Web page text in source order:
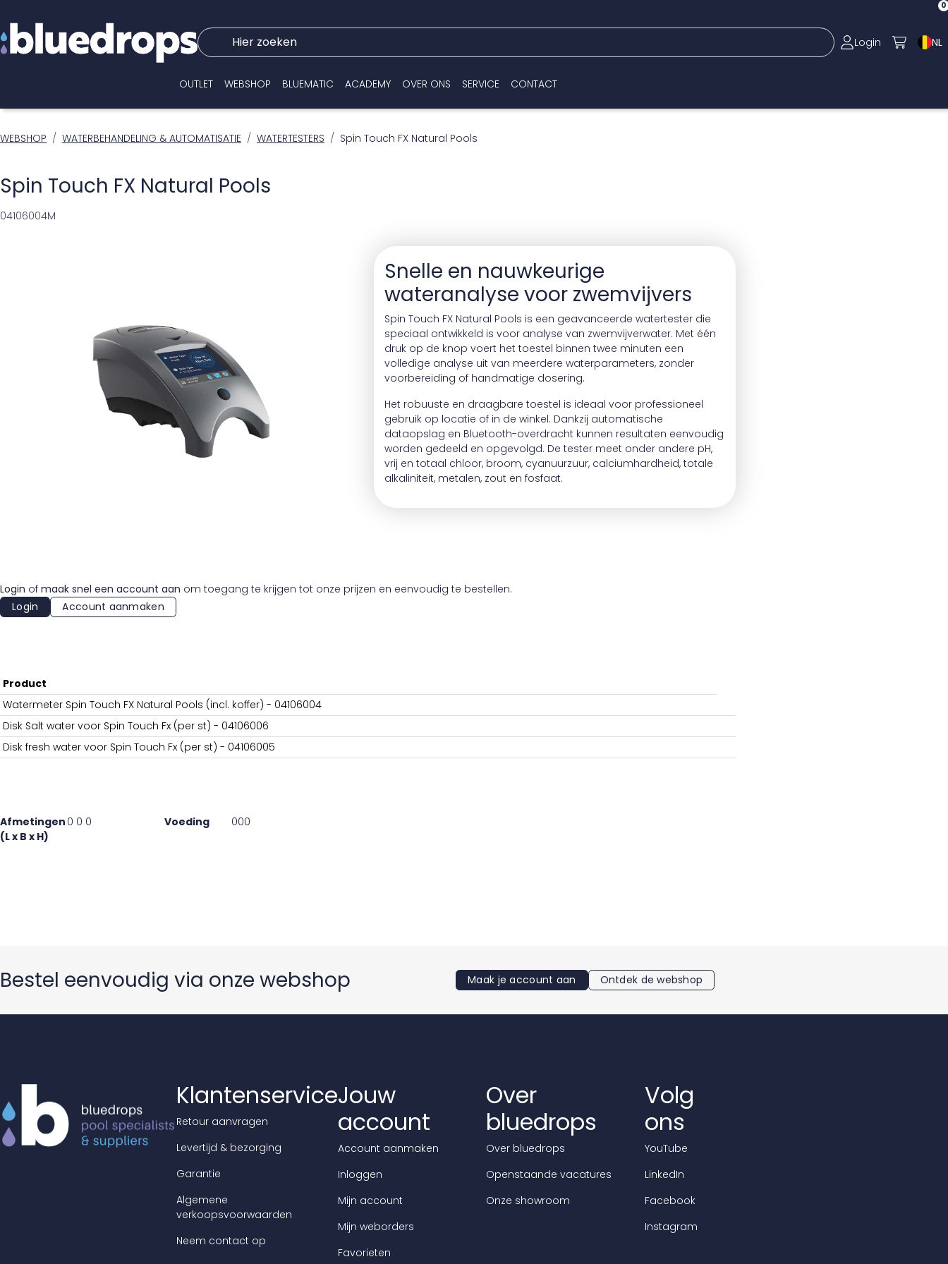
Hier zoeken
Login
0
NL
OUTLET WEBSHOP BLUEMATIC ACADEMY OVER ONS SERVICE CONTACT
WEBSHOP WATERBEHANDELING & AUTOMATISATIE WATERTESTERS Spin Touch FX Natural Pools
Spin Touch FX Natural Pools
04106004M
Snelle en nauwkeurige
wateranalyse voor zwemvijvers
Spin Touch FX Natural Pools is een geavanceerde watertester die
speciaal ontwikkeld is voor analyse van zwemvijverwater. Met één
druk op de knop voert het toestel binnen twee minuten een
volledige analyse uit van meerdere waterparameters, zonder
voorbereiding of handmatige dosering.
Het robuuste en draagbare toestel is ideaal voor professioneel
gebruik op locatie of in de winkel. Dankzij automatische
dataopslag en Bluetooth-overdracht kunnen resultaten eenvoudig
worden gedeeld en opgevolgd. De tester meet onder andere pH,
vrij en totaal chloor, broom, cyanuurzuur, calciumhardheid, totale
alkaliniteit, metalen, zout en fosfaat.
Login of maak snel een account aan om toegang te krijgen tot onze prijzen en eenvoudig te bestellen.
Login
Account aanmaken
Product
Watermeter Spin Touch FX Natural Pools (incl. koffer) - 04106004
Disk Salt water voor Spin Touch Fx (per st) - 04106006
Disk fresh water voor Spin Touch Fx (per st) - 04106005
Afmetingen
(L x B x H)
0 0 0 Voeding 000
Bestel eenvoudig via onze webshop Maak je account aan Ontdek de webshop
Klantenservice
Retour aanvragen
Levertijd & bezorging
Garantie
Algemene
verkoopsvoorwaarden
Neem contact op
Jouw
account
Account aanmaken
Inloggen
Mijn account
Mijn weborders
Favorieten
Over
bluedrops
Over bluedrops
Openstaande vacatures
Onze showroom
Volg
ons
YouTube
LinkedIn
Facebook
Instagram